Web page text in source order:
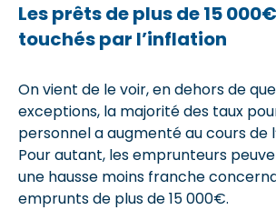
Les prêts de plus de 15
touchés par l’inflation
On vient de le voir, en dehors de
exceptions, la majorité des taux
personnel a augmenté au cours de
Pour autant, les emprunteurs
une hausse moins franche
emprunts de plus de 15 000€.